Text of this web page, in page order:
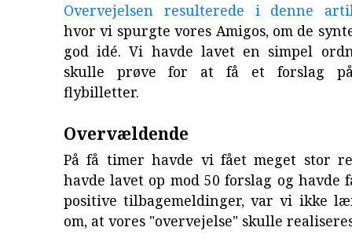
Overvejelsen resulterede i denne
hvor vi spurgte vores Amigos, om de
god idé. Vi havde lavet en simpel
skulle prøve for at få et forslag
flybilletter.
Overvældende
På få timer havde vi fået meget stor
havde lavet op mod 50 forslag og havde
positive tilbagemeldinger, var vi ikke
om, at vores "overvejelse" skulle